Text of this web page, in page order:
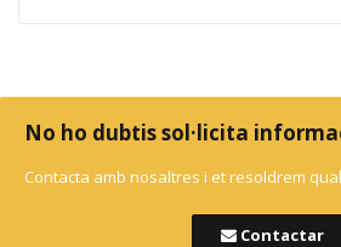
No ho dubtis sol·licita
Contacta amb nosaltres i et resoldrem
Contactar